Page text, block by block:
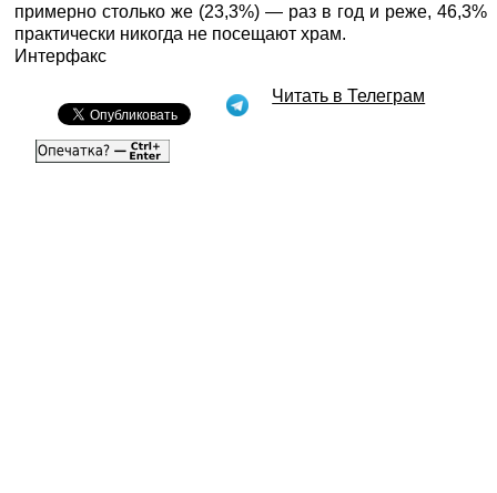
примерно столько же (23,3%) — раз в год и реже, 46,3%
практически никогда не посещают храм.
Интерфакс
Читать в Телеграм